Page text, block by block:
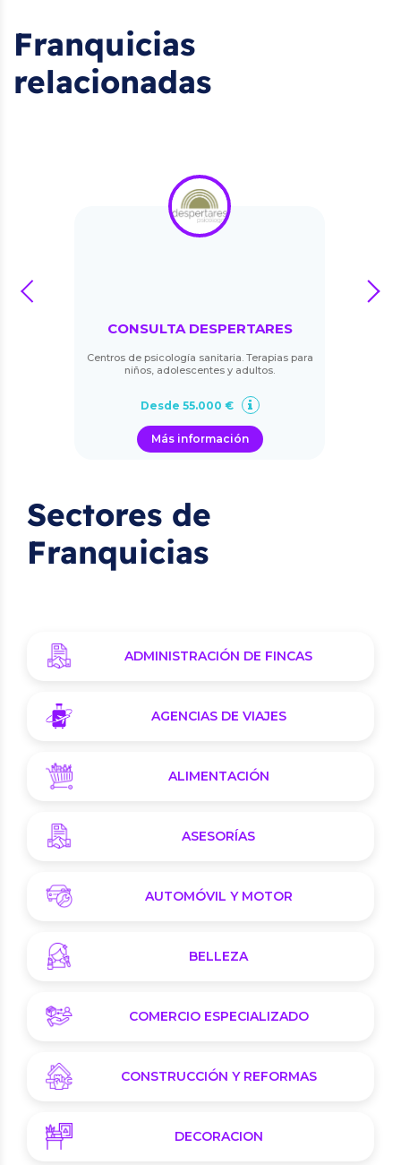
Franquicias
relacionadas
CONSULTA DESPERTARES
Centros de psicología sanitaria. Terapias para
niños, adolescentes y adultos.
Desde 55.000 €
Más información
prev next
Sectores de
Franquicias
ADMINISTRACIÓN DE FINCAS
AGENCIAS DE VIAJES
ALIMENTACIÓN
ASESORÍAS
AUTOMÓVIL Y MOTOR
BELLEZA
COMERCIO ESPECIALIZADO
CONSTRUCCIÓN Y REFORMAS
DECORACION